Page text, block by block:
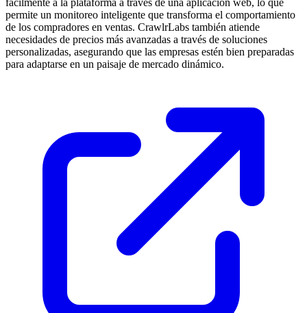
fácilmente a la plataforma a través de una aplicación web, lo que
permite un monitoreo inteligente que transforma el comportamiento
de los compradores en ventas. CrawlrLabs también atiende
necesidades de precios más avanzadas a través de soluciones
personalizadas, asegurando que las empresas estén bien preparadas
para adaptarse en un paisaje de mercado dinámico.